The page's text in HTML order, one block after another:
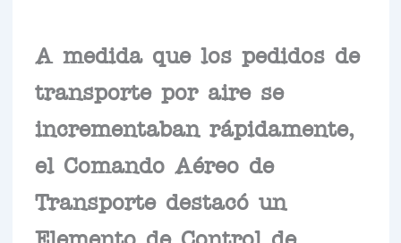
A medida que los pedidos de
transporte por aire se
incrementaban rápidamente,
el Comando Aéreo de
Transporte destacó un
Elemento de Control de